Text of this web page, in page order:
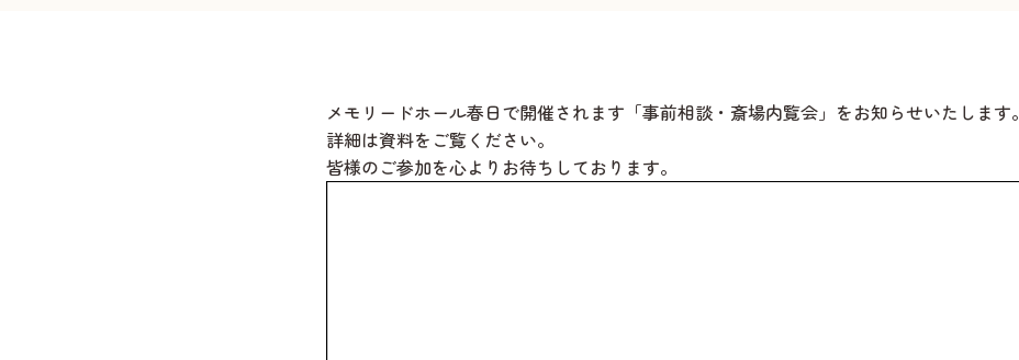
メモリードホール春日で開催されます「事前相談・斎場内覧会」をお知らせいたします。
詳細は資料をご覧ください。
皆様のご参加を心よりお待ちしております。